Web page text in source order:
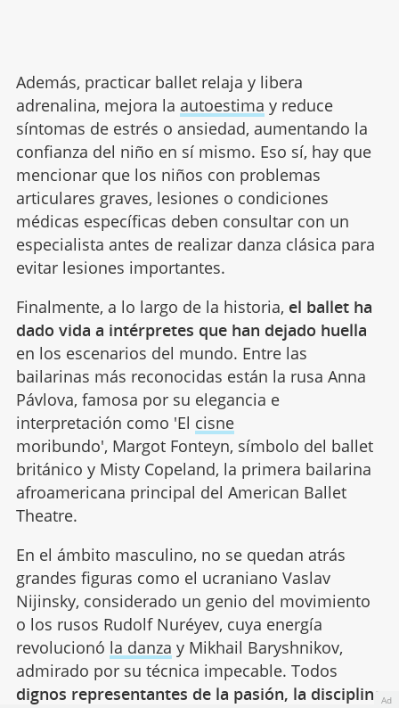
Además, practicar ballet relaja y libera
adrenalina, mejora la autoestima y reduce
síntomas de estrés o ansiedad, aumentando la
confianza del niño en sí mismo. Eso sí, hay que
mencionar que los niños con problemas
articulares graves, lesiones o condiciones
médicas específicas deben consultar con un
especialista antes de realizar danza clásica para
evitar lesiones importantes.
Finalmente, a lo largo de la historia, el ballet ha
dado vida a intérpretes que han dejado huella
en los escenarios del mundo. Entre las
bailarinas más reconocidas están la rusa Anna
Pávlova, famosa por su elegancia e
interpretación como 'El cisne
moribundo', Margot Fonteyn, símbolo del ballet
británico y Misty Copeland, la primera bailarina
afroamericana principal del American Ballet
Theatre.
En el ámbito masculino, no se quedan atrás
grandes figuras como el ucraniano Vaslav
Nijinsky, considerado un genio del movimiento
o los rusos Rudolf Nuréyev, cuya energía
revolucionó la danza y Mikhail Baryshnikov,
admirado por su técnica impecable. Todos
dignos representantes de la pasión, la disciplina Ad